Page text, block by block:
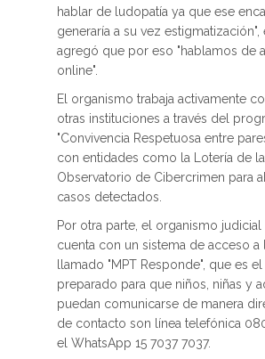
hablar de ludopatía ya que ese
generaría a su vez
agregó que por eso "hablamos de
online".
El organismo trabaja activamente
otras instituciones a través del
"Convivencia Respetuosa entre
con entidades como la Lotería de
Observatorio de Cibercrimen para
casos detectados.
Por otra parte, el organismo
cuenta con un sistema de acceso a
llamado "MPT Responde", que es
preparado para que niños, niñas y
puedan comunicarse de manera
de contacto son línea telefónica
el WhatsApp 15 7037 7037.